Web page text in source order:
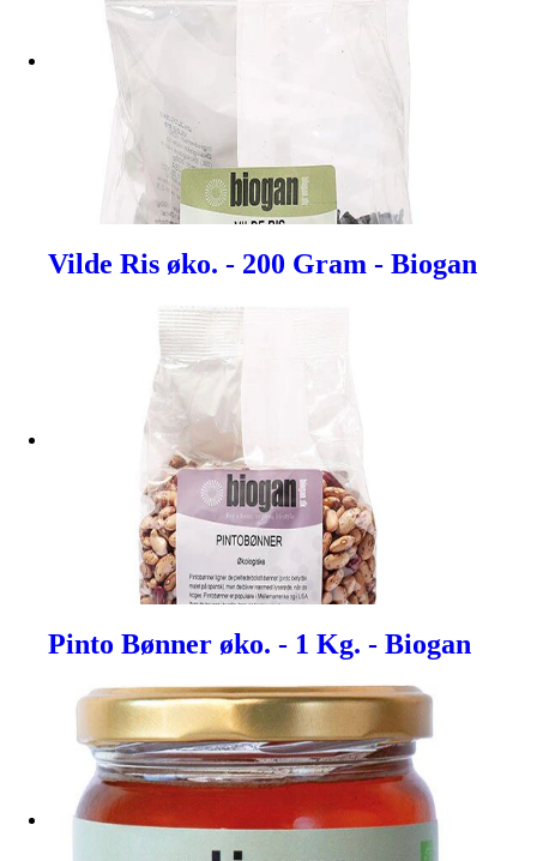
Vilde Ris øko. - 200 Gram - Biogan
Pinto Bønner øko. - 1 Kg. - Biogan